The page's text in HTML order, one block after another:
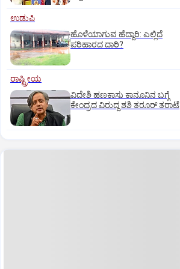
ಉಡುಪಿ
ಹೊಳೆಯಾಗುವ ಹೆದ್ದಾರಿ: ಎಲ್ಲಿದೆ
ಪರಿಹಾರದ ದಾರಿ?
ರಾಷ್ಟ್ರೀಯ
ವಿದೇಶಿ ಹಣಕಾಸು ಕಾನೂನಿನ ಬಗ್ಗೆ
ಕೇಂದ್ರದ ವಿರುದ್ದ ಶಶಿ ತರೂರ್ ತರಾಟೆ